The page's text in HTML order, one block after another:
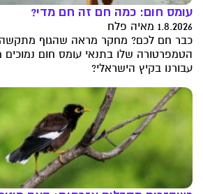
עומס חום: כמה חם זה חם מדי?
1.8.2026 מאיה פלח
כבר חם לכם? מחקר מראה שהגוף
הטמפרטורה שלו בתנאי עומס חום
עבורנו בקיץ הישראלי?